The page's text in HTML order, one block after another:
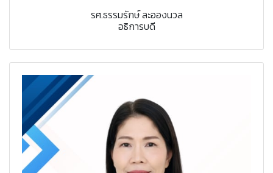
รศ.ธรรมรักษ์ ละอองนวล
อธิการบดี